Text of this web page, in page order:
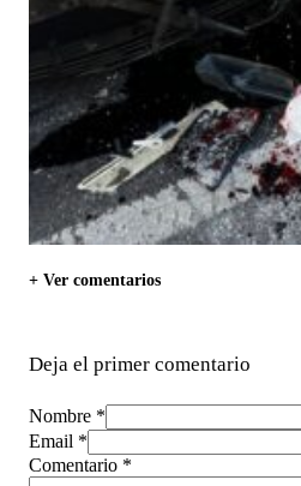
+ Ver comentarios
Deja el primer comentario
Nombre *
Email *
Comentario *